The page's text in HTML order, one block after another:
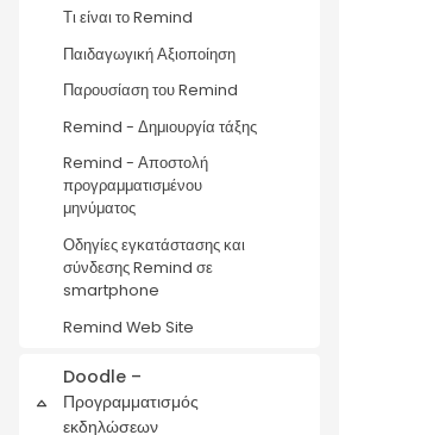
Τι είναι το Remind
Παιδαγωγική Αξιοποίηση
Παρουσίαση του Remind
Remind - Δημιουργία τάξης
Remind - Αποστολή
προγραμματισμένου
μηνύματος
Οδηγίες εγκατάστασης και
σύνδεσης Remind σε
smartphone
Remind Web Site
Collapse
Doodle –
Προγραμματισμός
εκδηλώσεων